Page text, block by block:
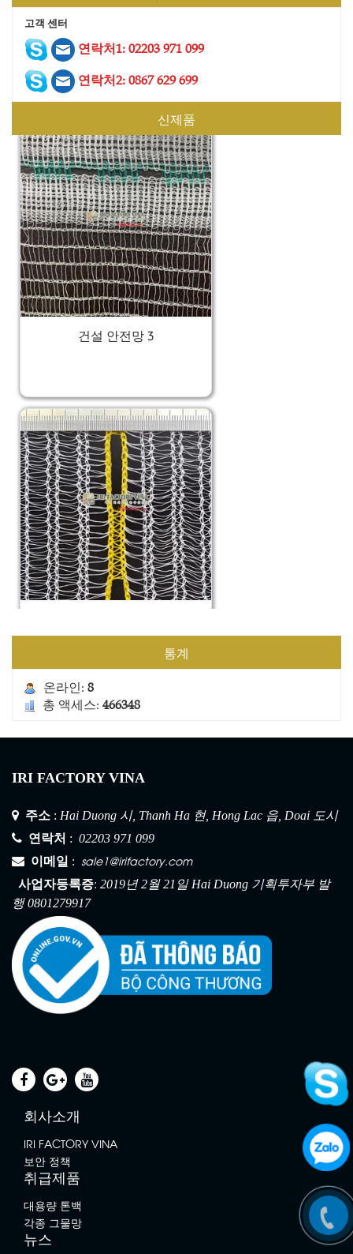
고객 센터
연락처1: 02203 971 099
연락처2: 0867 629 699
신제품
건설 안전망 4
건설 안전망 3
건설 안전망 1
통계
온라인: 8
총 액세스: 466348
IRI FACTORY VINA
주소 : Hai Duong 시, Thanh Ha 현, Hong Lac 읍, Doai 도시
연락처 : 02203 971 099
이메일 : sale1@irifactory.com
사업자등록증: 2019년 2월 21일 Hai Duong 기획투자부 발
행 0801279917
회사소개
IRI FACTORY VINA
보안 정책
취급제품
대용량 톤백
각종 그물망
뉴스